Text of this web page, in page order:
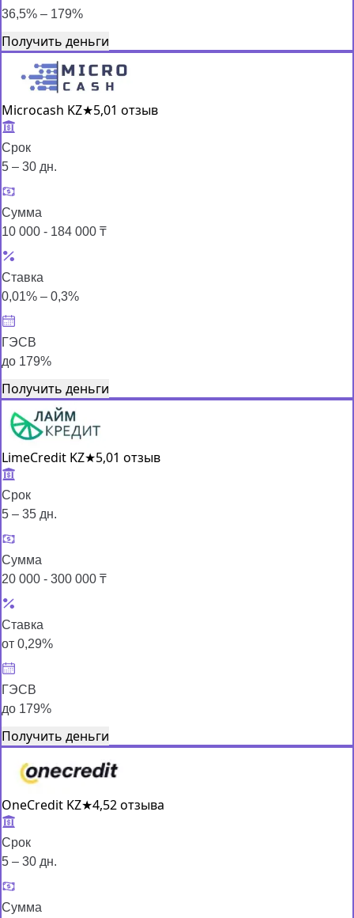
36,5% – 179%
Получить деньги
Microcash KZ★5,01 отзыв
Срок
5 – 30 дн.
Сумма
10 000 - 184 000 ₸
Ставка
0,01% – 0,3%
ГЭСВ
до 179%
Получить деньги
LimeCredit KZ★5,01 отзыв
Срок
5 – 35 дн.
Сумма
20 000 - 300 000 ₸
Ставка
от 0,29%
ГЭСВ
до 179%
Получить деньги
OneCredit KZ★4,52 отзыва
Срок
5 – 30 дн.
Сумма